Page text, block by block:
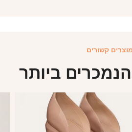
מוצרים קשורים
ביותר